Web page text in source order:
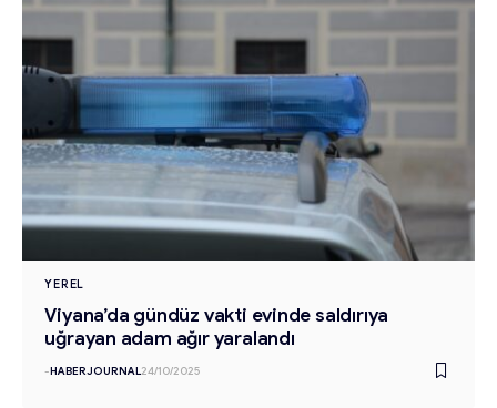
YEREL
Viyana’da gündüz vakti evinde saldırıya
uğrayan adam ağır yaralandı
-HABERJOURNAL24/10/2025